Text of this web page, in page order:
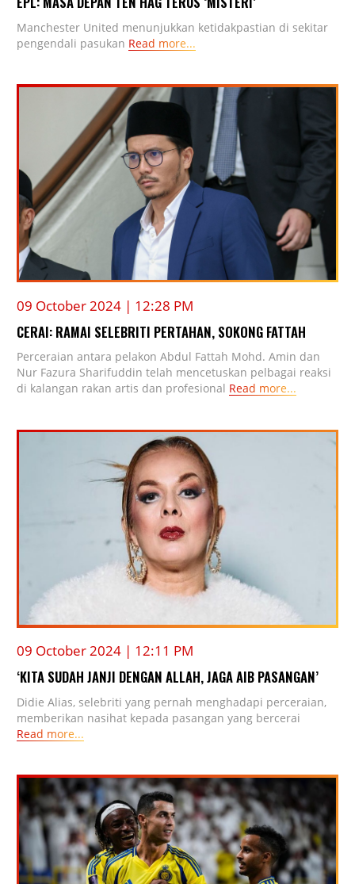
Manchester United menunjukkan ketidakpastian di sekitar
pengendali pasukan Read more...
09 October 2024 | 12:28 PM
CERAI: RAMAI SELEBRITI PERTAHAN, SOKONG FATTAH
Perceraian antara pelakon Abdul Fattah Mohd. Amin dan
Nur Fazura Sharifuddin telah mencetuskan pelbagai reaksi
di kalangan rakan artis dan profesional Read more...
09 October 2024 | 12:11 PM
‘KITA SUDAH JANJI DENGAN ALLAH, JAGA AIB PASANGAN’
Didie Alias, selebriti yang pernah menghadapi perceraian,
memberikan nasihat kepada pasangan yang bercerai
Read more...